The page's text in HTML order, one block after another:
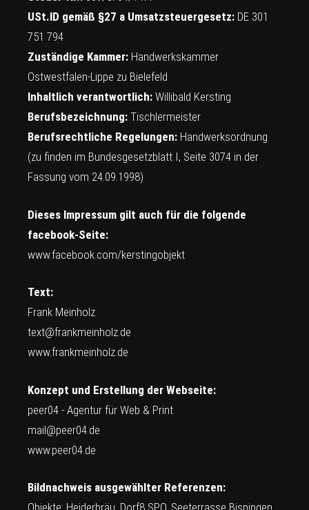
USt.ID gemäß §27 a Umsatzsteuergesetz: DE 301
751 794
Zuständige Kammer: Handwerkskammer
Ostwestfalen-Lippe zu Bielefeld
Inhaltlich verantwortlich: Willibald Kersting
Berufsbezeichnung: Tischlermeister
Berufsrechtliche Regelungen: Handwerksordnung
(zu finden im Bundesgesetzblatt I, Seite 3074 in der
Fassung vom 24.09.1998)
Dieses Impressum gilt auch für die folgende
facebook-Seite:
www.facebook.com/kerstingobjekt
Text:
Frank Meinholz
text@frankmeinholz.de
www.frankmeinholz.de
Konzept und Erstellung der Webseite:
peer04 - Agentur für Web & Print
mail@peer04.de
www.peer04.de
Bildnachweis ausgewählter Referenzen:
Objekte: Heiderbräu, Dorf8 SPO, Seeterrasse Bispingen,